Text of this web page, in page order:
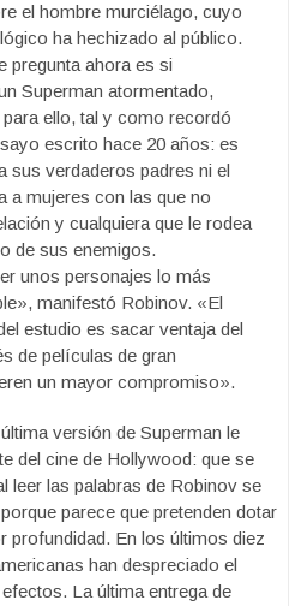
el hombre murciélago, cuyo
ha hechizado al público.
pregunta ahora es si
Superman atormentado,
ello, tal y como recordó
escrito hace 20 años: es
sus verdaderos padres ni el
a mujeres con las que no
y cualquiera que le rodea
de sus enemigos.
unos personajes lo más
manifestó Robinov. «El
estudio es sacar ventaja del
de películas de gran
un mayor compromiso».
versión de Superman le
del cine de Hollywood: que se
leer las palabras de Robinov se
parece que pretenden dotar
profundidad. En los últimos diez
han despreciado el
La última entrega de